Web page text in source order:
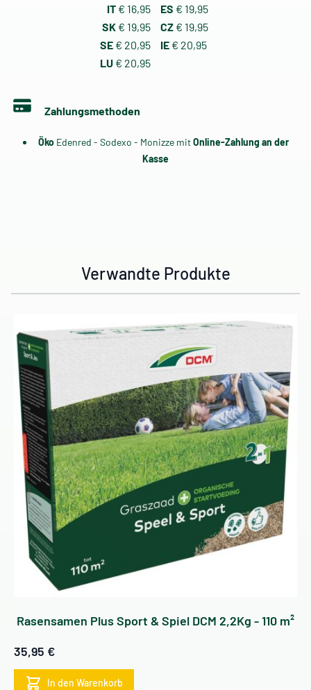
IT € 16,95 ES € 19,95
SK € 19,95 CZ € 19,95
SE € 20,95 IE € 20,95
LU € 20,95
Zahlungsmethoden
Öko Edenred - Sodexo - Monizze mitOnline-Zahlung an der
Kasse
Verwandte Produkte
Rasensamen Plus Sport & Spiel DCM 2,2Kg - 110 m²
35,95 €
In den Warenkorb